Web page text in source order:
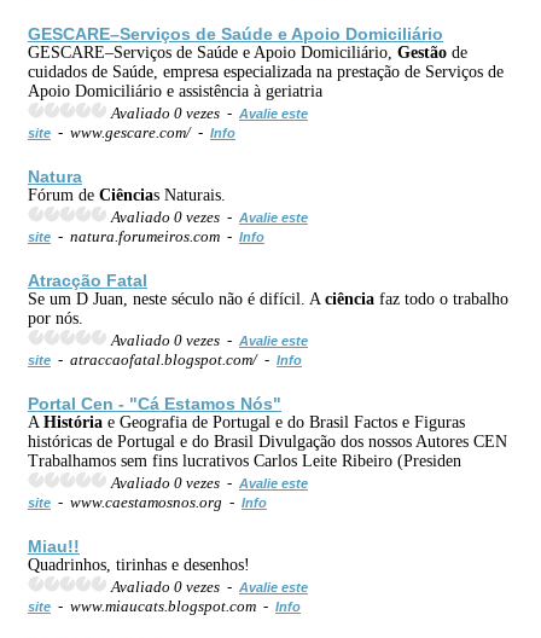
GESCARE–Serviços de Saúde e Apoio Domiciliário
GESCARE–Serviços de Saúde e Apoio Domiciliário, Gestão de
cuidados de Saúde, empresa especializada na prestação de Serviços de
Apoio Domiciliário e assistência à geriatria
Avaliado 0 vezes - Avalie este
site - www.gescare.com/ - Info
Natura
Fórum de Ciências Naturais.
Avaliado 0 vezes - Avalie este
site - natura.forumeiros.com - Info
Atracção Fatal
Se um D Juan, neste século não é difícil. A ciência faz todo o trabalho
por nós.
Avaliado 0 vezes - Avalie este
site - atraccaofatal.blogspot.com/ - Info
Portal Cen - "Cá Estamos Nós"
A História e Geografia de Portugal e do Brasil Factos e Figuras
históricas de Portugal e do Brasil Divulgação dos nossos Autores CEN
Trabalhamos sem fins lucrativos Carlos Leite Ribeiro (Presiden
Avaliado 0 vezes - Avalie este
site - www.caestamosnos.org - Info
Miau!!
Quadrinhos, tirinhas e desenhos!
Avaliado 0 vezes - Avalie este
site - www.miaucats.blogspot.com - Info